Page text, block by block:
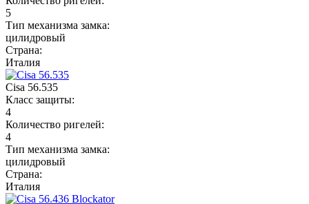
5
Тип механизма замка:
цилидровый
Страна:
Италия
Cisa 56.535
Класс защиты:
4
Количество ригелей:
4
Тип механизма замка:
цилидровый
Страна:
Италия